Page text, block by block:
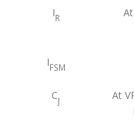
IR
IFSM
CJ
At